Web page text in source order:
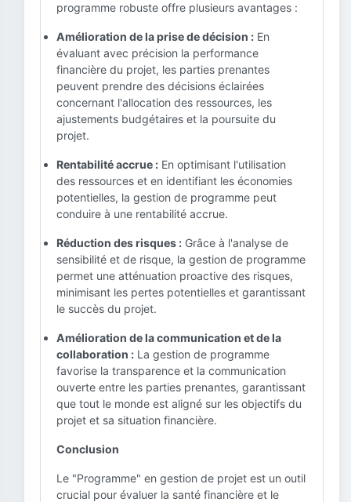
programme robuste offre plusieurs avantages :
Amélioration de la prise de décision : En
évaluant avec précision la performance
financière du projet, les parties prenantes
peuvent prendre des décisions éclairées
concernant l'allocation des ressources, les
ajustements budgétaires et la poursuite du
projet.
Rentabilité accrue : En optimisant l'utilisation
des ressources et en identifiant les économies
potentielles, la gestion de programme peut
conduire à une rentabilité accrue.
Réduction des risques : Grâce à l'analyse de
sensibilité et de risque, la gestion de programme
permet une atténuation proactive des risques,
minimisant les pertes potentielles et garantissant
le succès du projet.
Amélioration de la communication et de la
collaboration : La gestion de programme
favorise la transparence et la communication
ouverte entre les parties prenantes, garantissant
que tout le monde est aligné sur les objectifs du
projet et sa situation financière.
Conclusion
Le "Programme" en gestion de projet est un outil
crucial pour évaluer la santé financière et le